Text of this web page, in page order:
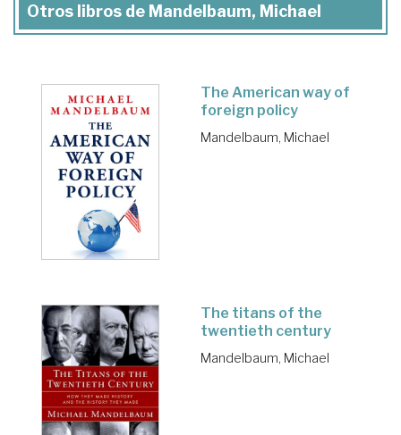
Otros libros de Mandelbaum, Michael
The American way of
foreign policy
Mandelbaum, Michael
The titans of the
twentieth century
Mandelbaum, Michael